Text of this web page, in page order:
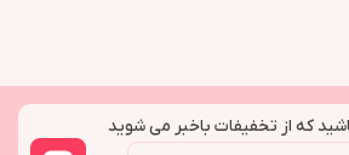
که از تخفیفات باخبر می شوید